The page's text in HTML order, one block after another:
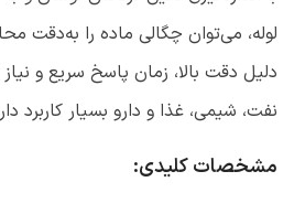
لوله، می‌توان چگالی ماده را به‌دقت
دلیل دقت بالا، زمان پاسخ سریع و
نفت، شیمی، غذا و دارو بسیار کاربرد
مشخصات کلیدی: